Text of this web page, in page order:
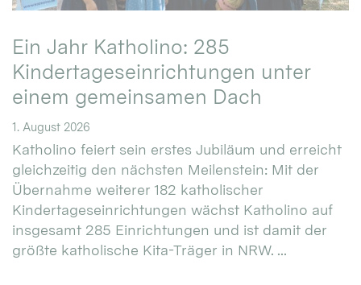
Ein Jahr Katholino: 285
Kindertageseinrichtungen unter
einem gemeinsamen Dach
1. August 2026
Katholino feiert sein erstes Jubiläum und erreicht
gleichzeitig den nächsten Meilenstein: Mit der
Übernahme weiterer 182 katholischer
Kindertageseinrichtungen wächst Katholino auf
insgesamt 285 Einrichtungen und ist damit der
größte katholische Kita-Träger in NRW. ...